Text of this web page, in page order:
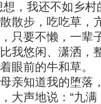
想，我还不如乡
散步，吃吃草，
只要不懒，一辈
我悠闲、潇洒，
眼前的牛和草。
亲知道我的堕落
大声地说：“九